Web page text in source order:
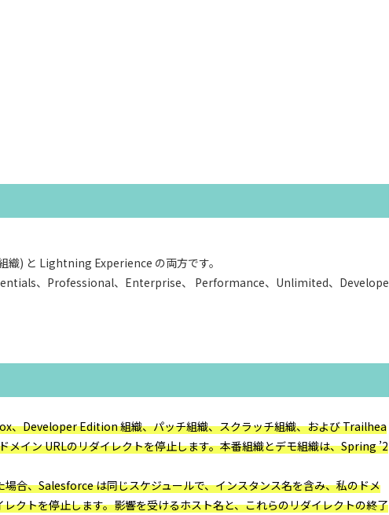
織) と Lightning Experience の両方です。
、Professional、Enterprise、 Performance、Unlimited、Develope
、Developer Edition 組織、パッチ組織、スクラッチ組織、および Trailhea
イン URLのリダイレクトを停止します。本番組織とデモ組織は、Spring ’2
合、Salesforce は同じスケジュールで、インスタンス名を含み、私のドメ
クトを停止します。影響を受けるホスト名と、これらのリダイレクトの終了